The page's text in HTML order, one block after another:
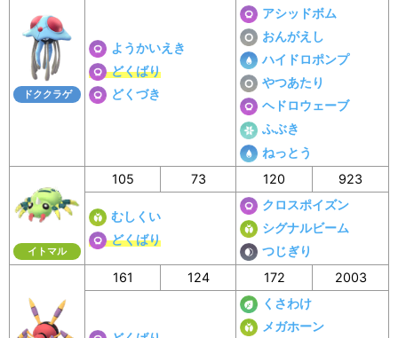
ドククラゲ
ようかいえき
どくばり
どくづき
アシッドボム
おんがえし
ハイドロポンプ
やつあたり
ヘドロウェーブ
ふぶき
ねっとう
イトマル
105 73 120 923
むしくい
どくばり
クロスポイズン
シグナルビーム
つじぎり
161
124 172 2003
くさわけ
メガホーン